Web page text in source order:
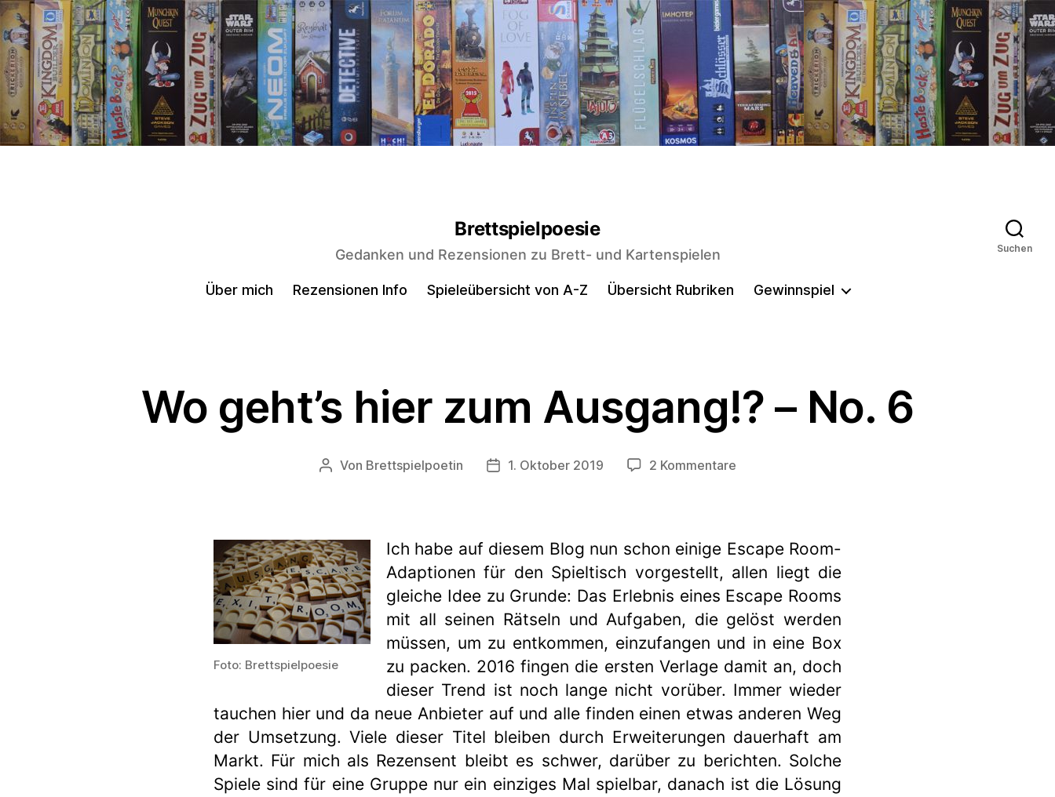
Brettspielpoesie
Gedanken und Rezensionen zu Brett- und Kartenspielen
Über mich Rezensionen Info Spieleübersicht von A-Z Übersicht Rubriken Gewinnspiel
Suchen
Wo geht’s hier zum Ausgang!? – No. 6
Beitragsautor
Von Brettspielpoetin Beitragsdatum
1. Oktober 2019 2 Kommentarezu
zum
Ausgang!?
–
No.
6
Foto: Brettspielpoesie
Ich habe auf diesem Blog nun schon einige Escape Room-
Adaptionen für den Spieltisch vorgestellt, allen liegt die
gleiche Idee zu Grunde: Das Erlebnis eines Escape Rooms
mit all seinen Rätseln und Aufgaben, die gelöst werden
müssen, um zu entkommen, einzufangen und in eine Box
zu packen. 2016 fingen die ersten Verlage damit an, doch
dieser Trend ist noch lange nicht vorüber. Immer wieder
tauchen hier und da neue Anbieter auf und alle finden einen etwas anderen Weg
der Umsetzung. Viele dieser Titel bleiben durch Erweiterungen dauerhaft am
Markt. Für mich als Rezensent bleibt es schwer, darüber zu berichten. Solche
Spiele sind für eine Gruppe nur ein einziges Mal spielbar, danach ist die Lösung